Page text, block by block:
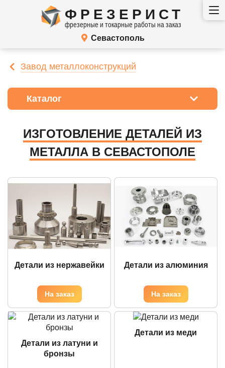
ФРЕЗЕРИСТ
фрезерные и токарные работы на заказ
Севастополь
Завод металлоконструкций
Каталог
ИЗГОТОВЛЕНИЕ ДЕТАЛЕЙ ИЗ
МЕТАЛЛА В СЕВАСТОПОЛЕ
Детали из нержавейки Детали из алюминия
Детали из латуни и
бронзы
Детали из меди